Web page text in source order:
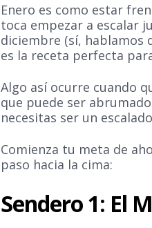
Enero es como estar
toca empezar a escalar
diciembre (sí, hablamos
es la receta perfecta
Algo así ocurre cuando
que puede ser
necesitas ser un
Comienza tu meta de
paso hacia la cima:
Sendero 1: El